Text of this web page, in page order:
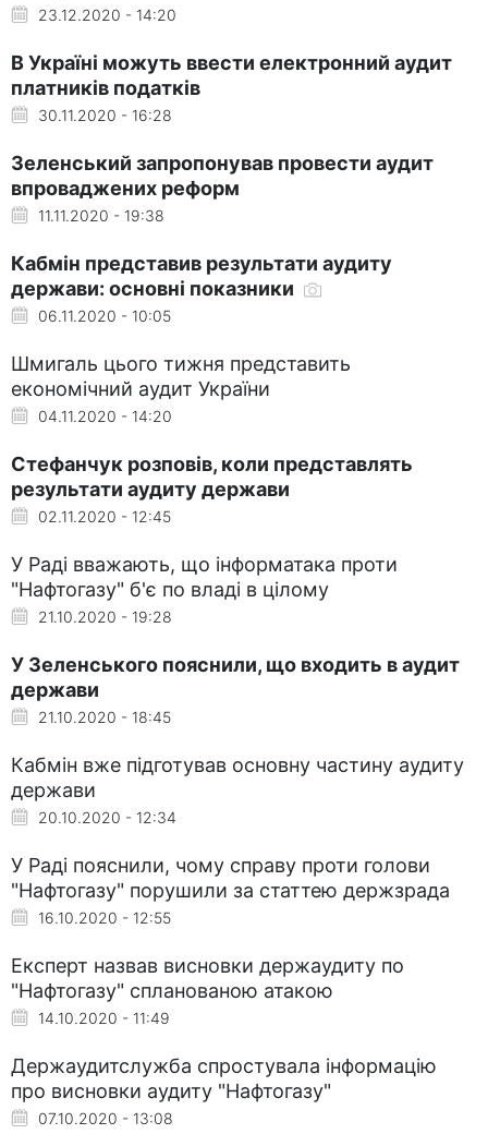
23.12.2020 - 14:20
В Україні можуть ввести електронний аудит
платників податків
30.11.2020 - 16:28
Зеленський запропонував провести аудит
впроваджених реформ
11.11.2020 - 19:38
Кабмін представив результати аудиту
держави: основні показники
06.11.2020 - 10:05
Шмигаль цього тижня представить
економічний аудит України
04.11.2020 - 14:20
Стефанчук розповів, коли представлять
результати аудиту держави
02.11.2020 - 12:45
У Раді вважають, що інформатака проти
"Нафтогазу" б'є по владі в цілому
21.10.2020 - 19:28
У Зеленського пояснили, що входить в аудит
держави
21.10.2020 - 18:45
Кабмін вже підготував основну частину аудиту
держави
20.10.2020 - 12:34
У Раді пояснили, чому справу проти голови
"Нафтогазу" порушили за статтею держзрада
16.10.2020 - 12:55
Експерт назвав висновки держаудиту по
"Нафтогазу" спланованою атакою
14.10.2020 - 11:49
Держаудитслужба спростувала інформацію
про висновки аудиту "Нафтогазу"
07.10.2020 - 13:08